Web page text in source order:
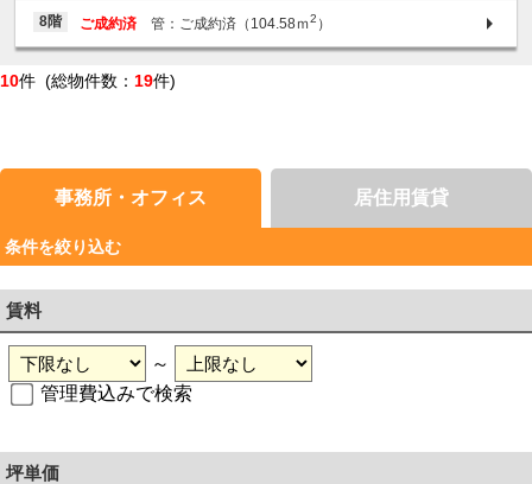
8階 ご成約済 管：ご成約済（104.58ｍ2 ）
10件 (総物件数： 19件)
事務所・オフィス 居住用賃貸
条件を絞り込む
賃料
～
管理費込みで検索
坪単価